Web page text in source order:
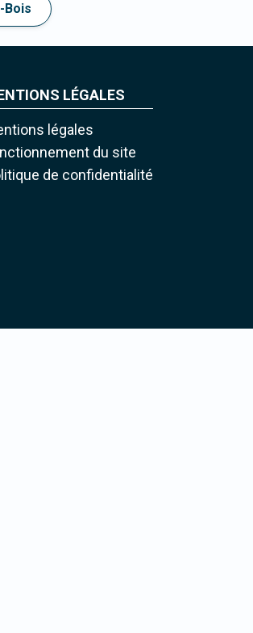
Bois
LÉGALES
légales
du site
de confidentialité